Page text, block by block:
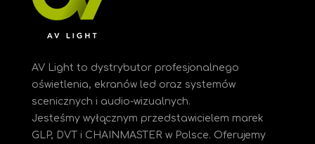
AV Light to dystrybutor profesjonalnego
oświetlenia, ekranów led oraz systemów
scenicznych i audio-wizualnych.
Jesteśmywyłącznym przedstawicielem marek
GLP, DVT i CHAINMASTER w Polsce. Oferujemy